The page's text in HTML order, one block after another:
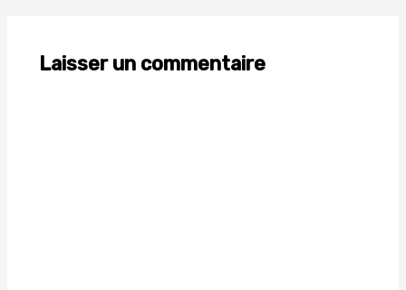
Laisser un commentaire